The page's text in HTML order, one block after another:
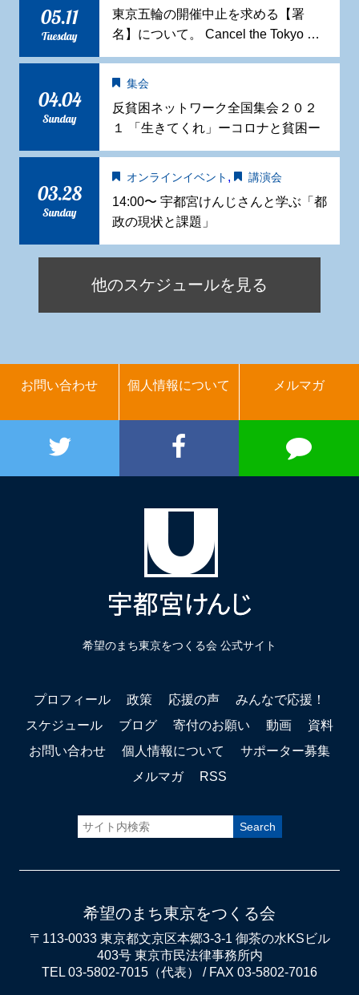
05.11
Tuesday
東京五輪の開催中止を求める【署
名】について。 Cancel the Tokyo …
04.04
Sunday
集会
反貧困ネットワーク全国集会２０２
１ 「生きてくれ」ーコロナと貧困ー
03.28
Sunday
オンラインイベント , 講演会
14:00〜 宇都宮けんじさんと学ぶ「都
政の現状と課題」
他のスケジュールを見る
お問い合わせ 個人情報について メルマガ
希望のまち東京をつくる会 公式サイト
プロフィール 政策 応援の声
みんなで応援！
スケジュール
ブログ 寄付のお願い 動画
資料
お問い合わせ
個人情報について
サポーター募集
メルマガ
RSS
希望のまち東京をつくる会
〒113-0033 東京都文京区本郷3-3-1 御茶の水KSビル
403号 東京市民法律事務所内
TEL 03-5802-7015（代表） / FAX 03-5802-7016